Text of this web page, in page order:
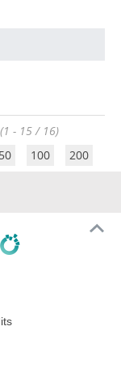
(1 - 15 / 16)
50 100 200